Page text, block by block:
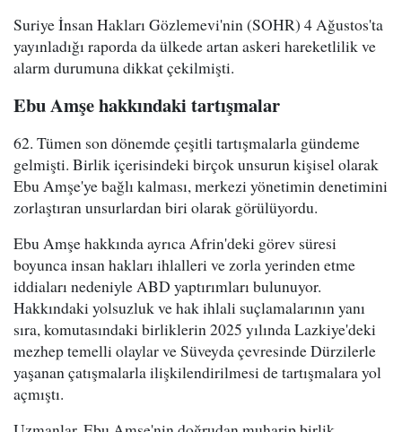
Suriye İnsan Hakları Gözlemevi'nin (SOHR) 4 Ağustos'ta
yayınladığı raporda da ülkede artan askeri hareketlilik ve
alarm durumuna dikkat çekilmişti.
Ebu Amşe hakkındaki tartışmalar
62. Tümen son dönemde çeşitli tartışmalarla gündeme
gelmişti. Birlik içerisindeki birçok unsurun kişisel olarak
Ebu Amşe'ye bağlı kalması, merkezi yönetimin denetimini
zorlaştıran unsurlardan biri olarak görülüyordu.
Ebu Amşe hakkında ayrıca Afrin'deki görev süresi
boyunca insan hakları ihlalleri ve zorla yerinden etme
iddiaları nedeniyle ABD yaptırımları bulunuyor.
Hakkındaki yolsuzluk ve hak ihlali suçlamalarının yanı
sıra, komutasındaki birliklerin 2025 yılında Lazkiye'deki
mezhep temelli olaylar ve Süveyda çevresinde Dürzilerle
yaşanan çatışmalarla ilişkilendirilmesi de tartışmalara yol
açmıştı.